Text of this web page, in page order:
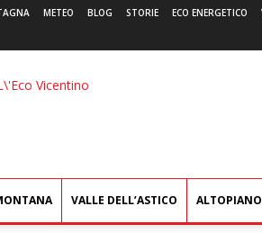
METEO BLOG STORIE ECO ENERGETICO
L'Eco
VALLE DELL’ASTICO ALTOPIANO